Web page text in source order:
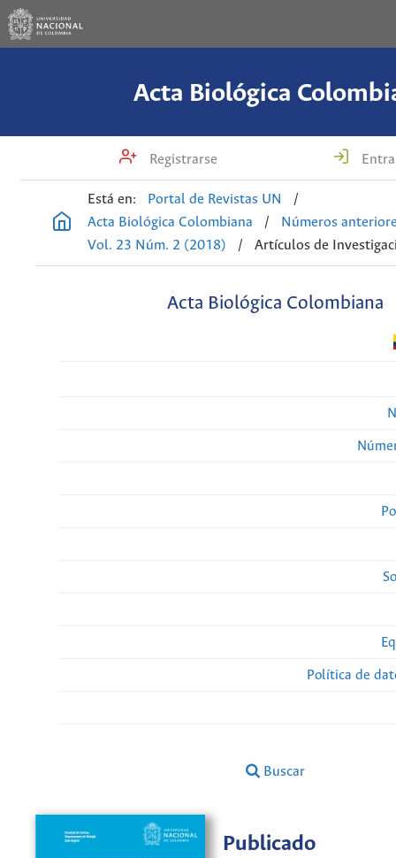
Acta Biológica
Registrarse
Está en: Portal de Revistas UN
/
Acta Biológica Colombiana
/
Números
Vol. 23 Núm. 2 (2018)
/ Artículos de
Acta Biológica Colombiana
Política de
Buscar
Publicado